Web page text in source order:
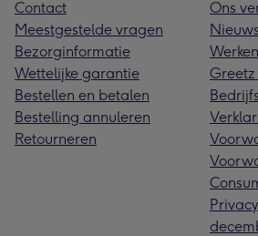
Contact
Meestgestelde vragen
Bezorginformatie
Wettelijke garantie
Bestellen en betalen
Bestelling annuleren
Retourneren
Ons